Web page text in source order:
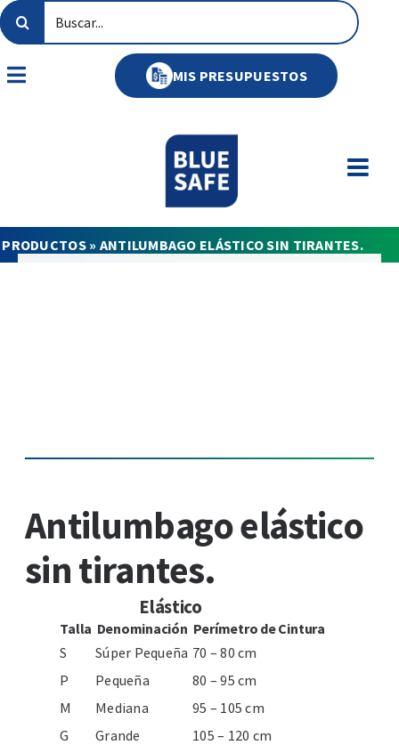
Saltar
al
Buscar:
Toggle
MIS PRESUPUESTOS
PRODUCTOS» ANTILUMBAGO ELÁSTICO SIN TIRANTES.
Antilumbago elástico
sin tirantes.
Elástico
Talla Denominación Perímetro de Cintura
S
Súper Pequeña 70 – 80 cm
P
Pequeña
80 – 95 cm
M
Mediana
95 – 105 cm
G
Grande
105 – 120 cm